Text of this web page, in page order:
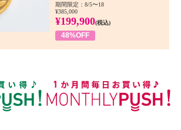
期間限定：8/5〜18
¥385,000
¥199,900(税込)
48%OFF